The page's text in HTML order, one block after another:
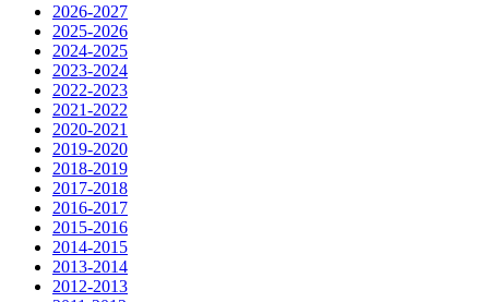
2026-2027
2025-2026
2024-2025
2023-2024
2022-2023
2021-2022
2020-2021
2019-2020
2018-2019
2017-2018
2016-2017
2015-2016
2014-2015
2013-2014
2012-2013